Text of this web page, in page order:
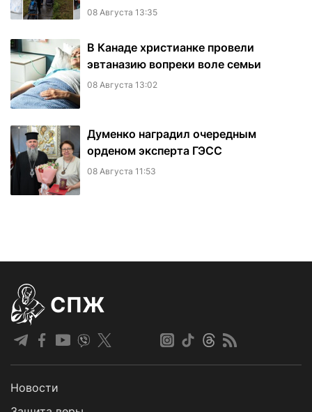
08 Августа 13:35
В Канаде христианке провели
эвтаназию вопреки воле семьи
08 Августа 13:02
Думенко наградил очередным
орденом эксперта ГЭСС
08 Августа 11:53
СПЖ
Новости